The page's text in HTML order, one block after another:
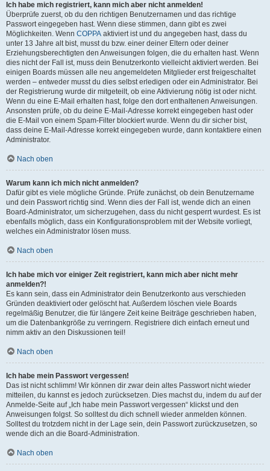
Ich habe mich registriert, kann mich aber nicht anmelden!
Überprüfe zuerst, ob du den richtigen Benutzernamen und das richtige
Passwort eingegeben hast. Wenn diese stimmen, dann gibt es zwei
Möglichkeiten. Wenn COPPA aktiviert ist und du angegeben hast, dass du
unter 13 Jahre alt bist, musst du bzw. einer deiner Eltern oder deiner
Erziehungsberechtigten den Anweisungen folgen, die du erhalten hast. Wenn
dies nicht der Fall ist, muss dein Benutzerkonto vielleicht aktiviert werden. Bei
einigen Boards müssen alle neu angemeldeten Mitglieder erst freigeschaltet
werden – entweder musst du dies selbst erledigen oder ein Administrator. Bei
der Registrierung wurde dir mitgeteilt, ob eine Aktivierung nötig ist oder nicht.
Wenn du eine E-Mail erhalten hast, folge den dort enthaltenen Anweisungen.
Ansonsten prüfe, ob du deine E-Mail-Adresse korrekt eingegeben hast oder
die E-Mail von einem Spam-Filter blockiert wurde. Wenn du dir sicher bist,
dass deine E-Mail-Adresse korrekt eingegeben wurde, dann kontaktiere einen
Administrator.
Nach oben
Warum kann ich mich nicht anmelden?
Dafür gibt es viele mögliche Gründe. Prüfe zunächst, ob dein Benutzername
und dein Passwort richtig sind. Wenn dies der Fall ist, wende dich an einen
Board-Administrator, um sicherzugehen, dass du nicht gesperrt wurdest. Es ist
ebenfalls möglich, dass ein Konfigurationsproblem mit der Website vorliegt,
welches ein Administrator lösen muss.
Nach oben
Ich habe mich vor einiger Zeit registriert, kann mich aber nicht mehr
anmelden?!
Es kann sein, dass ein Administrator dein Benutzerkonto aus verschieden
Gründen deaktiviert oder gelöscht hat. Außerdem löschen viele Boards
regelmäßig Benutzer, die für längere Zeit keine Beiträge geschrieben haben,
um die Datenbankgröße zu verringern. Registriere dich einfach erneut und
nimm aktiv an den Diskussionen teil!
Nach oben
Ich habe mein Passwort vergessen!
Das ist nicht schlimm! Wir können dir zwar dein altes Passwort nicht wieder
mitteilen, du kannst es jedoch zurücksetzen. Dies machst du, indem du auf der
Anmelde-Seite auf „Ich habe mein Passwort vergessen“ klickst und den
Anweisungen folgst. So solltest du dich schnell wieder anmelden können.
Solltest du trotzdem nicht in der Lage sein, dein Passwort zurückzusetzen, so
wende dich an die Board-Administration.
Nach oben